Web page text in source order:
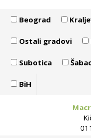
Beograd
Ostali gradovi
Subotica
BiH